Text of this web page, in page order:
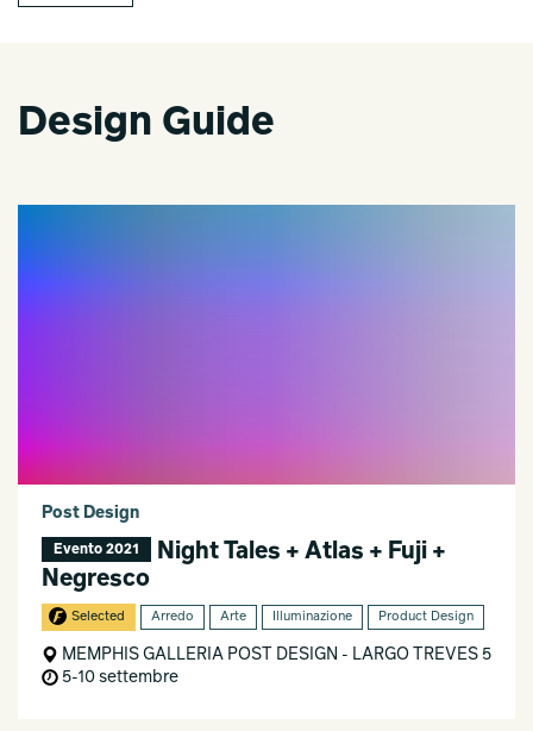
Design Guide
Post Design
Evento 2021
Night Tales + Atlas + Fuji +
Negresco
Selected Arredo Arte Illuminazione Product Design
MEMPHIS GALLERIA POST DESIGN - LARGO TREVES 5
5-10 settembre